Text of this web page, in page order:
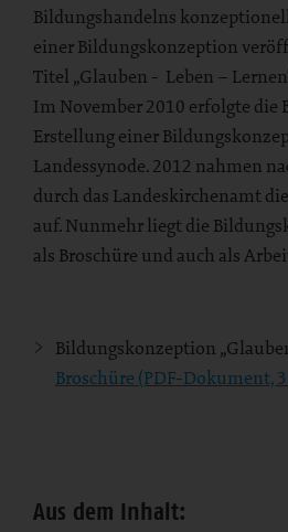
Bildungshandelns
einer Bildungskonzeption
Titel „Glauben - Leben –
Im November 2010 erfolgte die
Erstellung einer
Landessynode. 2012 nahmen
durch das Landeskirchenamt
auf. Nunmehr liegt die
als Broschüre und auch als
Bildungskonzeption
Broschüre (PDF-Dokument,
Aus dem Inhalt: